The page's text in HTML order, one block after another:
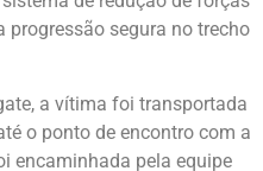
segura no trecho
a vítima foi transportada
o ponto de encontro com a
encaminhada pela equipe